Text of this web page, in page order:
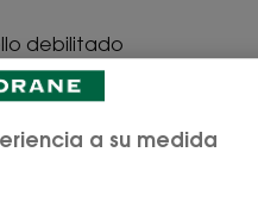
debilitado
- Brillo
a su medida